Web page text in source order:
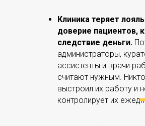
Клиника теряет
доверие пациентов,
следствие деньги.
администраторы,
ассистенты и врачи
считают нужным.
выстроил их работу и
контролирует их